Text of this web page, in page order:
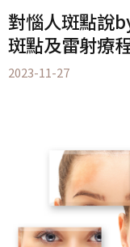
對惱人斑點說
斑點及雷射療
2023-11-27